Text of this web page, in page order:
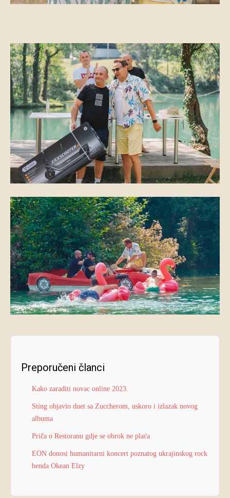
Preporučeni članci
Kako zaraditi novac online 2023.
Sting objavio duet sa Zuccherom, uskoro i izlazak novog
albuma
Priča o Restoranu gdje se obrok ne plaća
EON donosi humanitarni koncert poznatog ukrajinskog rock
benda Okean Elzy